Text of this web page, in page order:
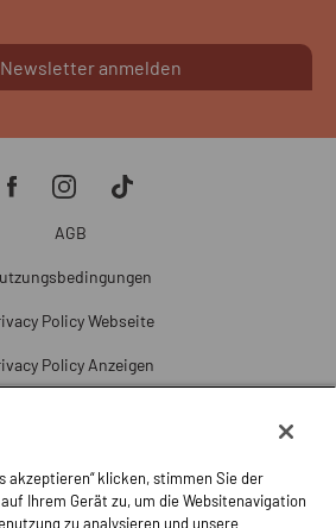
anmelden
AGB
Policy Webseite
Policy Anzeigen
Beschwerde
akzeptieren“ klicken, stimmen Sie der
Ihrem Gerät zu, um die Websitenavigation
zu analysieren und unsere